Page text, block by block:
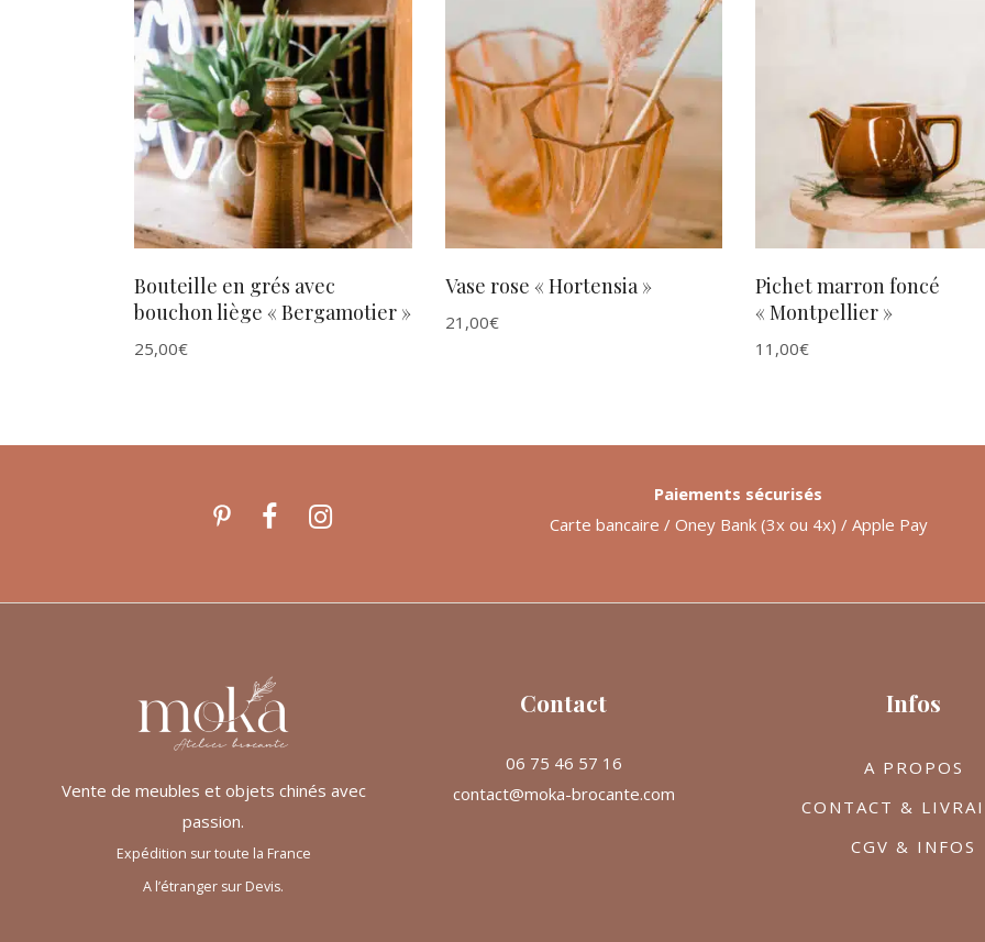
AJOUTER AU PANIER
Bouteille en grés avec
bouchon liège « Bergamotier »
25,00€
AJOUTER AU PANIER
Vase rose « Hortensia »
21,00€
AJOUTER AU PANIER
Pichet marron foncé
« Montpellier »
11,00€
Vente de meubles et objets chinés avec
passion.
Expédition sur toute la France
A l’étranger sur Devis.
Contact
06 75 46 57 16
contact@moka-brocante.com
Infos
A PROPOS
CONTACT &
CGV & INFOS
Paiements sécurisés
Carte bancaire / Oney Bank (3x ou 4x) / Apple Pay